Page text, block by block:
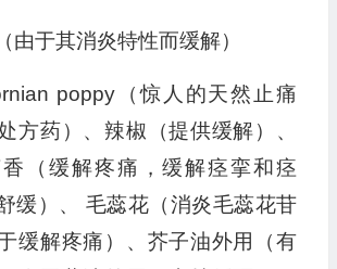
由于其消炎特性而缓解）
poppy（惊人的天然止痛
方药）、辣椒（提供缓解）、
（缓解疼痛，缓解痉挛和痉
缓）、 毛蕊花（消炎毛蕊花苷
缓解疼痛）、芥子油外用（有